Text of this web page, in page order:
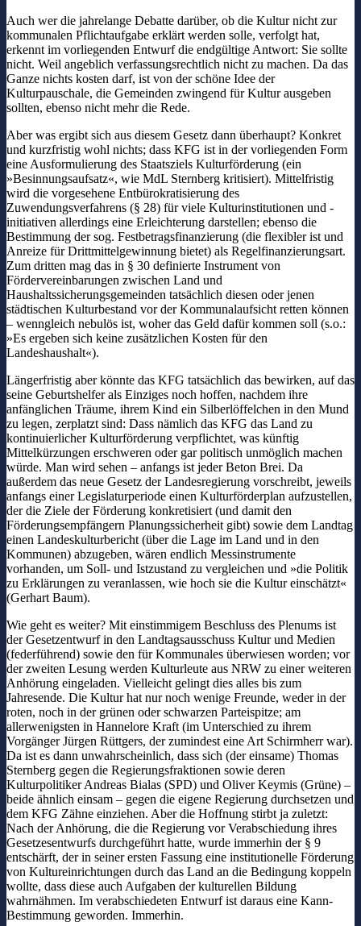
Auch wer die jahrelange Debatte darüber, ob die Kultur nicht zur
kommunalen Pflichtaufgabe erklärt werden solle, verfolgt hat,
erkennt im vorliegenden Entwurf die endgültige Antwort: Sie sollte
nicht. Weil angeblich verfassungsrechtlich nicht zu machen. Da das
Ganze nichts kosten darf, ist von der schöne Idee der
Kulturpauschale, die Gemeinden zwingend für Kultur ausgeben
sollten, ebenso nicht mehr die Rede.
Aber was ergibt sich aus diesem Gesetz dann überhaupt? Konkret
und kurzfristig wohl nichts; dass KFG ist in der vorliegenden Form
eine Ausformulierung des Staatsziels Kulturförderung (ein
»Besinnungsaufsatz«, wie MdL Sternberg kritisiert). Mittelfristig
wird die vorgesehene Entbürokratisierung des
Zuwendungsverfahrens (§ 28) für viele Kulturinstitutionen und -
initiativen allerdings eine Erleichterung darstellen; ebenso die
Bestimmung der sog. Festbetragsfinanzierung (die flexibler ist und
Anreize für Drittmittelgewinnung bietet) als Regelfinanzierungsart.
Zum dritten mag das in § 30 definierte Instrument von
Fördervereinbarungen zwischen Land und
Haushaltssicherungsgemeinden tatsächlich diesen oder jenen
städtischen Kulturbestand vor der Kommunalaufsicht retten können
– wenngleich nebulös ist, woher das Geld dafür kommen soll (s.o.:
»Es ergeben sich keine zusätzlichen Kosten für den
Landeshaushalt«).
Längerfristig aber könnte das KFG tatsächlich das bewirken, auf das
seine Geburtshelfer als Einziges noch hoffen, nachdem ihre
anfänglichen Träume, ihrem Kind ein Silberlöffelchen in den Mund
zu legen, zerplatzt sind: Dass nämlich das KFG das Land zu
kontinuierlicher Kulturförderung verpflichtet, was künftig
Mittelkürzungen erschweren oder gar politisch unmöglich machen
würde. Man wird sehen – anfangs ist jeder Beton Brei. Da
außerdem das neue Gesetz der Landesregierung vorschreibt, jeweils
anfangs einer Legislaturperiode einen Kulturförderplan aufzustellen,
der die Ziele der Förderung konkretisiert (und damit den
Förderungsempfängern Planungssicherheit gibt) sowie dem Landtag
einen Landeskulturbericht (über die Lage im Land und in den
Kommunen) abzugeben, wären endlich Messinstrumente
vorhanden, um Soll- und Istzustand zu vergleichen und »die Politik
zu Erklärungen zu veranlassen, wie hoch sie die Kultur einschätzt«
(Gerhart Baum).
Wie geht es weiter? Mit einstimmigem Beschluss des Plenums ist
der Gesetzentwurf in den Landtagsausschuss Kultur und Medien
(federführend) sowie den für Kommunales überwiesen worden; vor
der zweiten Lesung werden Kulturleute aus NRW zu einer weiteren
Anhörung eingeladen. Vielleicht gelingt dies alles bis zum
Jahresende. Die Kultur hat nur noch wenige Freunde, weder in der
roten, noch in der grünen oder schwarzen Parteispitze; am
allerwenigsten in Hannelore Kraft (im Unterschied zu ihrem
Vorgänger Jürgen Rüttgers, der zumindest eine Art Schirmherr war).
Da ist es dann unwahrscheinlich, dass sich (der einsame) Thomas
Sternberg gegen die Regierungsfraktionen sowie deren
Kulturpolitiker Andreas Bialas (SPD) und Oliver Keymis (Grüne) –
beide ähnlich einsam – gegen die eigene Regierung durchsetzen und
dem KFG Zähne einziehen. Aber die Hoffnung stirbt ja zuletzt:
Nach der Anhörung, die die Regierung vor Verabschiedung ihres
Gesetzesentwurfs durchgeführt hatte, wurde immerhin der § 9
entschärft, der in seiner ersten Fassung eine institutionelle Förderung
von Kultureinrichtungen durch das Land an die Bedingung koppeln
wollte, dass diese auch Aufgaben der kulturellen Bildung
wahrnähmen. Im verabschiedeten Entwurf ist daraus eine Kann-
Bestimmung geworden. Immerhin.